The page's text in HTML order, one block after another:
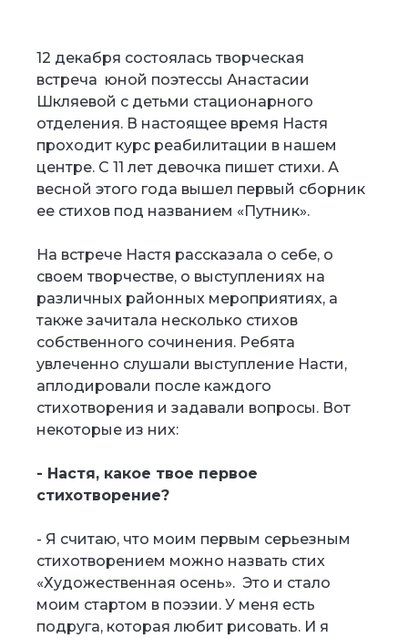
12 декабря состоялась творческая
встреча юной поэтессы Анастасии
Шкляевой с детьми стационарного
отделения. В настоящее время Настя
проходит курс реабилитации в нашем
центре. С 11 лет девочка пишет стихи. А
весной этого года вышел первый сборник
ее стихов под названием «Путник».
На встрече Настя рассказала о себе, о
своем творчестве, о выступлениях на
различных районных мероприятиях, а
также зачитала несколько стихов
собственного сочинения. Ребята
увлеченно слушали выступление Насти,
аплодировали после каждого
стихотворения и задавали вопросы. Вот
некоторые из них:
- Настя, какое твое первое
стихотворение?
- Я считаю, что моим первым серьезным
стихотворением можно назвать стих
«Художественная осень». Это и стало
моим стартом в поэзии. У меня есть
подруга, которая любит рисовать. И я